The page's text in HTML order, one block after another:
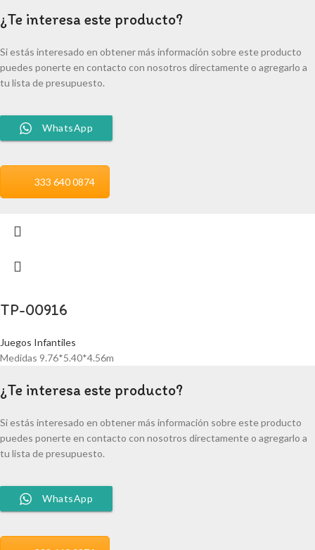
¿Te interesa este producto?
Si estás interesado en obtener más información sobre este producto
puedes ponerte en contacto con nosotros directamente o agregarlo a
tu lista de presupuesto.
WhatsApp
333 640 0874
TP-00916
Juegos Infantiles
Medidas 9.76*5.40*4.56m
¿Te interesa este producto?
Si estás interesado en obtener más información sobre este producto
puedes ponerte en contacto con nosotros directamente o agregarlo a
tu lista de presupuesto.
WhatsApp